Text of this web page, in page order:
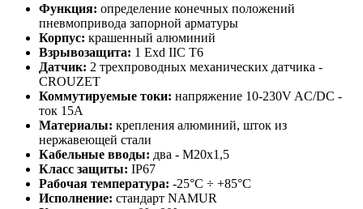
Функция: определение конечных положений
пневмопривода запорной арматуры
Корпус: крашенный алюминий
Взрывозащита: 1 Exd IIC T6
Датчик: 2 трехпроводных механических датчика -
CROUZET
Коммутируемые токи: напряжение 10-230V AC/DC -
ток 15А
Материалы: крепления алюминий, шток из
нержавеющей стали
Кабельные вводы: два - M20x1,5
Класс защиты: IP67
Рабочая температура: -25°C ÷ +85°C
Исполнение: стандарт NAMUR